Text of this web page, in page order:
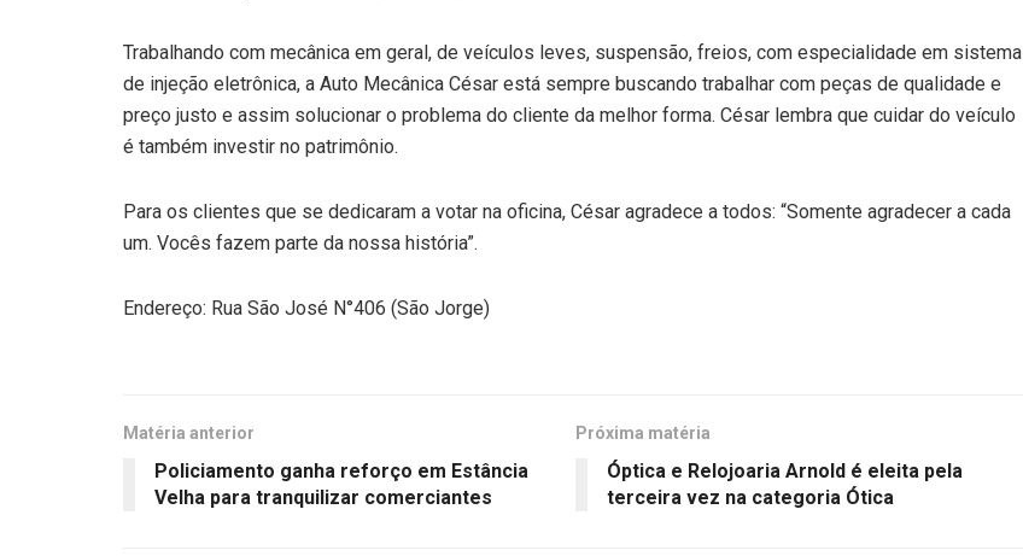
Trabalhando com mecânica em geral, de veículos leves, suspensão, freios, com especialidade em sistema
de injeção eletrônica, a Auto Mecânica César está sempre buscando trabalhar com peças de qualidade e
preço justo e assim solucionar o problema do cliente da melhor forma. César lembra que cuidar do veículo
é também investir no patrimônio.
Para os clientes que se dedicaram a votar na oficina, César agradece a todos: “Somente agradecer a cada
um. Vocês fazem parte da nossa história”.
Endereço: Rua São José N°406 (São Jorge)
Matéria anterior
Policiamento ganha reforço em Estância
Velha para tranquilizar comerciantes
Próxima matéria
Óptica e Relojoaria Arnold é eleita pela
terceira vez na categoria Ótica